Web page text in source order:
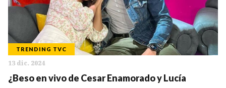
TRENDING TVC
13 dic. 2024
¿Beso en vivo de Cesar Enamorado y Lucía